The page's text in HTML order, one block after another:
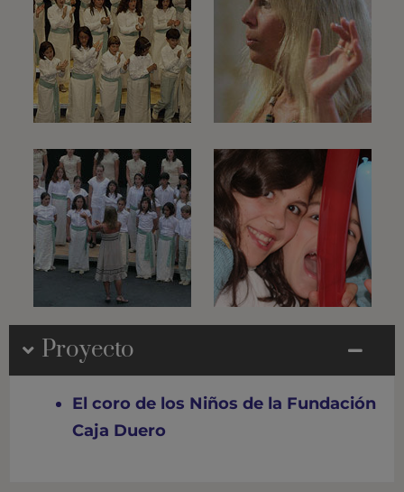
Proyecto
El coro de los Niños de la Fundación
Caja Duero